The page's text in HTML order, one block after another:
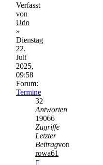
Verfasst
von
Udo
»
Dienstag
22.
Juli
2025,
09:58
Forum:
Termine
32
Antworten
19066
Zugriffe
Letzter
Beitragvon
rowa61